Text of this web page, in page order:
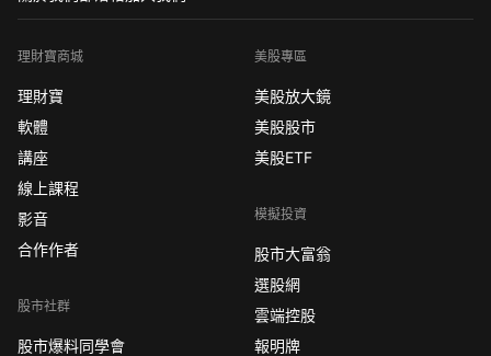
理財寶商城
理財寶
軟體
講座
線上課程
影音
合作作者
股市社群
股市爆料同學會
美股專區
美股放大鏡
美股股市
美股ETF
模擬投資
股市大富翁
選股網
雲端控股
報明牌